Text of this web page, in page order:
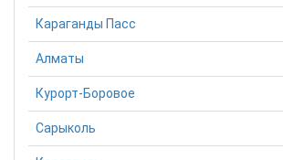
Караганды Пасс
Алматы
Курорт-Боровое
Сарыколь